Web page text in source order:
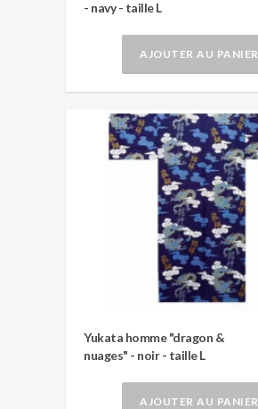
- navy - taille L
AJOUTER AU PANIER
Yukata homme "dragon &
nuages" - noir - taille L
AJOUTER AU PANIER